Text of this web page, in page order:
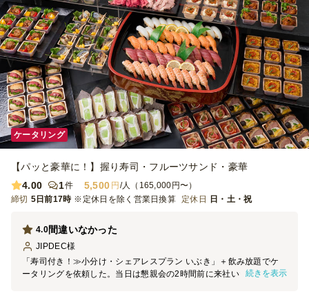
ケータリング
【パッと豪華に！】握り寿司・フルーツサンド・豪華
4.00
1件 5,500 円/人（165,000円〜）
締切 5日前17時 ※定休日を除く営業日換算 定休日 日・土・祝
間違いなかった
4.0
JIPDEC様
「寿司付き！≫小分け・シェアレスプラン いぶき」＋飲み放題でケ
ータリングを依頼した。当日は懇親会の2時間前に来社いただき、雨
続きを表示